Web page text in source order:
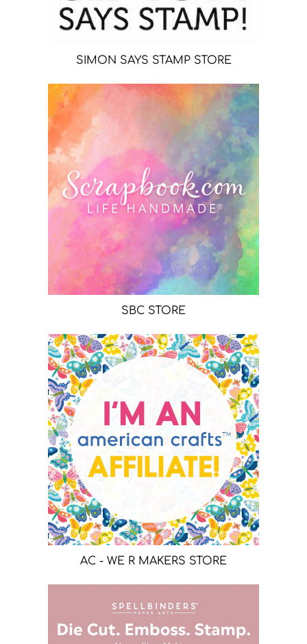
SIMON SAYS STAMP STORE
SBC STORE
AC - WE R MAKERS STORE